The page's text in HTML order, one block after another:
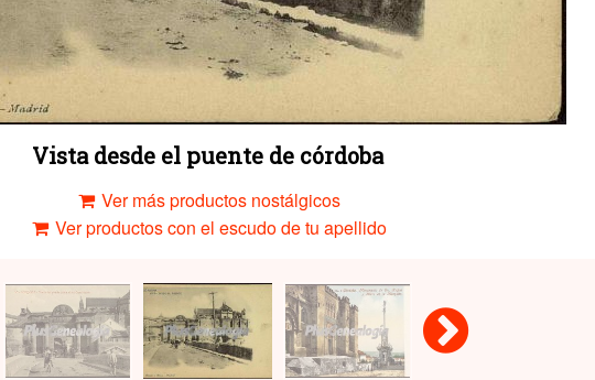
Vista desde el puente de córdoba
Ver más productos nostálgicos
Ver productos con el escudo de tu apellido